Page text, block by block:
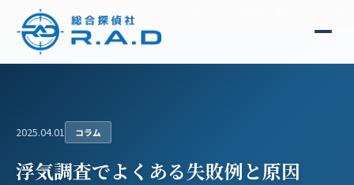
総合探偵社R.A.D コラム 浮気調査でよくある失敗例と原因｜依頼者側・業者側それぞれの落
2025.04.01 コラム
浮気調査でよくある失敗例と原因